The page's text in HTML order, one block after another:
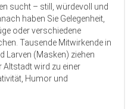
sucht – still, würdevoll und
haben Sie Gelegenheit,
oder verschiedene
Tausende Mitwirkende in
Larven (Masken) ziehen
Altstadt wird zu einer
Humor und